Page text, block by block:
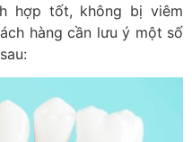
hợp tốt, không bị viêm
hàng cần lưu ý một số